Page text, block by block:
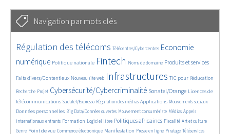
Navigation par mots clés
4602/5650
Régulation des télécoms
373/5650 Télécentres/Cybercentres
3668/5650
Economie
numérique
1843/5650 Politique nationale
5226/5650 Fintech
673/5650 Noms de domaine
2372/5650 Produits et services
1582/5650
Faits divers/Contentieux Nouveau site web Infrastructures TIC pour l’éducation
Recherche
246/5650Projet
3564/5650 Cybersécurité/Cybercriminalité
2319/5650 Sonatel/Orange
1626/5650
Licences de
télécommunications
279/5650 Sudatel/Expresso
1033/5650 Régulation des médias
1520/5650 Applications
1151/5650 Mouvements sociaux
1660/5650
Données personnelles
140/5650 Big Data/Données ouvertes
612/5650 Mouvement consumériste
375/5650 Médias
670/5650
Appels
internationaux entrants
1731/5650 Formation
94/5650 Logiciel libre
2415/5650 Politiques africaines
1070/5650 Fiscalité
173/5650 Art et culture
586/5650
Genre
1842/5650Point de vue
1040/5650 Commerce électronique
1519/5650 Manifestation
334/5650 Presse en ligne
127/5650 Piratage
204/5650 Téléservices
1170/5650